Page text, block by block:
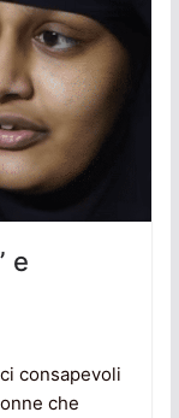
e
consapevoli
che